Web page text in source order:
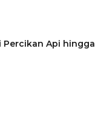
Percikan Api hingga